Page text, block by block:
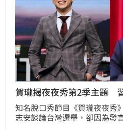
賀瓏揭夜夜秀第2季主題
知名脫口秀節目《賀瓏夜夜秀
志安談論台灣選舉，卻因為發